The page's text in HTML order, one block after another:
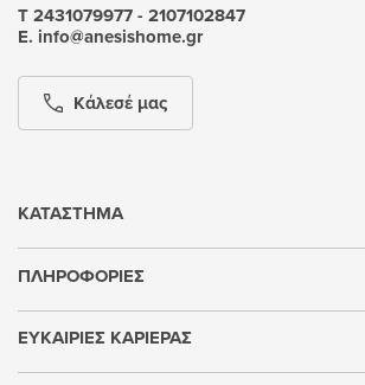
Τ 2431079977 - 2107102847
Ε. info@anesishome.gr
Κάλεσέ μας
ΚΑΤΑΣΤΗΜΑ
ΠΛΗΡΟΦΟΡΙΕΣ
ΕΥΚΑΙΡΙΕΣ ΚΑΡΙΕΡΑΣ